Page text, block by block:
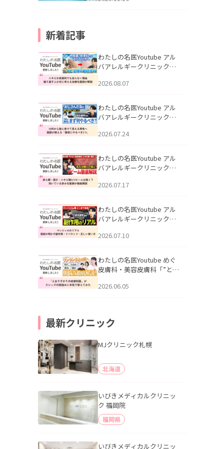
新着記事
わたしの名医Youtube アル
バアレルギークリニック札
らない理由｜繰り返す人が
説」を公開いたしました。
2026.08.07
わたしの名医Youtube アル
バアレルギークリニック札
える男性へ｜医師が教える
公開いたしました。
2026.07.24
わたしの名医Youtube アル
バアレルギークリニック札
跡にVビームは効く？向いて
説」を公開いたしました。
2026.07.17
わたしの名医Youtube アル
バアレルギークリニック札
医師が明かす副作用・リバ
公開いたしました。
2026.07.10
わたしの名医Youtube めぐ
皮膚科・美容皮膚科「”とお
ッズの肌悩みに本気で答え
2026.06.05
最新クリニック
MJクリニック札幌
北海道
いびきメディカルクリニッ
ク 福岡院
福岡県
いびきメディカルクリニッ